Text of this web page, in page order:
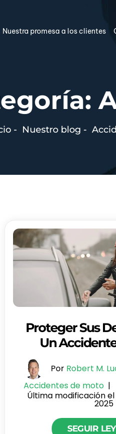
Nuestra promesa a los clientes
- Nuestro blog -
Proteger Sus
Un
Por Robert M.
Accidentes de moto |
Última modificación
2025
SEGUIR